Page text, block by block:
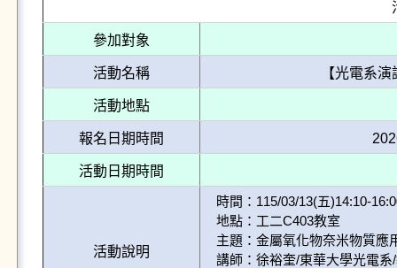
參加對象
活動名稱 【光電系
活動地點
報名日期時間
活動日期時間
活動說明
時間：115/03/13(五)14:10-
地點：工二C403教室
主題：金屬氧化物奈米物質應
講師：徐裕奎/東華大學光電系